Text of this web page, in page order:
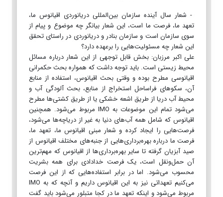
- شعار سال آینده سازمان بین‌المللی دریانوردی اقیانوس ما،
تعهد ما، فرصت ما است، این شعار بیانگر چه موضوع و پیام از
سوی سازمان است و سازمان بنادر و دریانوردی در راستای تحقق
این شعار چه مسئولیت‌هایی را برعهده دارد؟
علی اکبر مرزبان: بخش قابل توجهی از این شعار درباره مسائل
محیط زیستی است. باید توجه داشت که همواره بحث حکمرانی
اقیانوسی مطرح بوده و وقتی بحث اقیانوس، استفاده از منابع
آن، سکو‌های فراساحل استخراج از منابع، بحث آلودگی آب و
محیط آب دریا از طریق اشعه خشکی یا از طریق کشتی‌ها مطرح
می‌شود تمام این موضوعات به IMO مربوط می‌شود. همچنین
اقیانوس که شامل همه آب‌های دنیا به غیر از دریاچه‌ها می‌شود،
فرصت‌هایی را ایجاد کرده و شعار مبنی اقیانوس ما، تعهد ما،
فرصت ما درباره بهره‌برداری‌هایی از جنبه‌های مختلف اقیانوس از
صید آبزیان گرفته تا سایر بهره‌برداری‌ها از اقیانوس که مهم‌ترین
آن حمل‌ونقل است، یک فرصت خدادادی برای همه بشریت
محسوب می‌شود. اما در برابر استفاده‌هایی که از این فرصت
می‌کنیم تعهداتی نیز به این اقیانوس داریم و آنچه که به IMO
مربوط می‌شود و اینکه تعهد ما در کجا متبلور می‌شود باید گفت